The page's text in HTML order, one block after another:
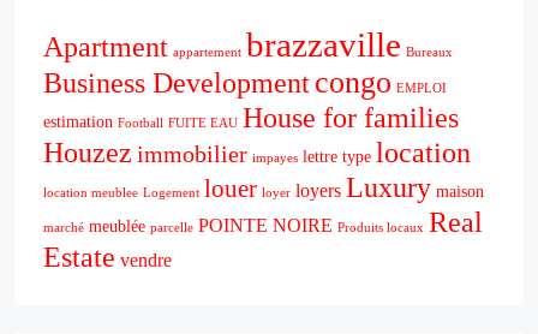
Apartment appartement brazzaville Bureaux
Business Developmentcongo EMPLOI
estimation Football FUITE EAU House for families
Houzez immobilier impayes lettre type location
location meublee Logement louer loyer loyers Luxury maison
marché meublée parcelle POINTE NOIRE Produits locaux Real
Estate vendre